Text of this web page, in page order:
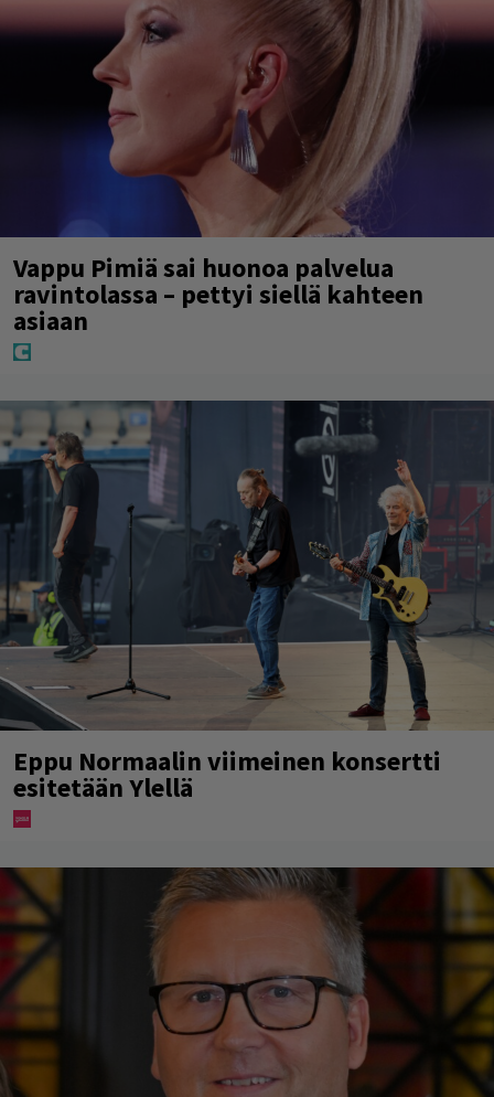
Vappu Pimiä sai huonoa palvelua
ravintolassa – pettyi siellä kahteen
asiaan
Eppu Normaalin viimeinen konsertti
esitetään Ylellä